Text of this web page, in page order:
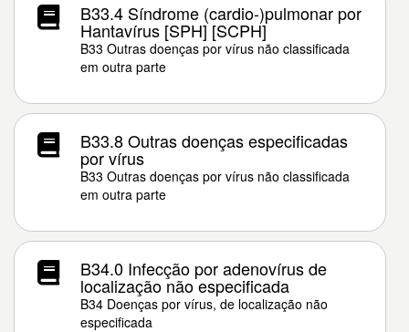
B33.4 Síndrome (cardio-)pulmonar por
Hantavírus [SPH] [SCPH]
B33 Outras doenças por vírus não classificada
em outra parte
B33.8 Outras doenças especificadas
por vírus
B33 Outras doenças por vírus não classificada
em outra parte
B34.0 Infecção por adenovírus de
localização não especificada
B34 Doenças por vírus, de localização não
especificada